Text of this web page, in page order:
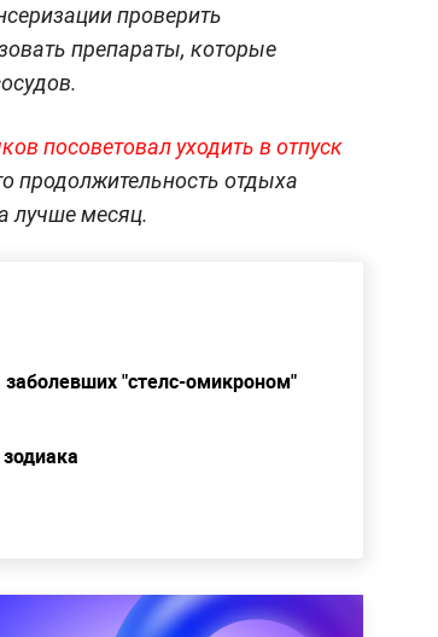
проверить
препараты, которые
посоветовал уходить в отпуск
продолжительность отдыха
лучше месяц.
"стелс-омикроном"